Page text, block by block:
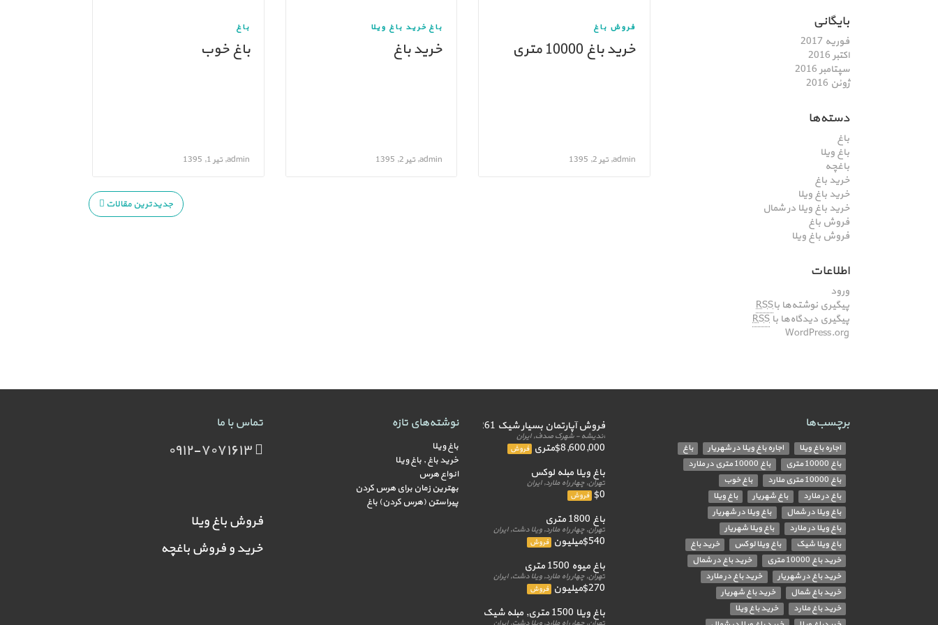
بایگانی
فوریه 2017
اکتبر 2016
سپتامبر 2016
ژوئن 2016
دسته‌ها
باغ
باغ ویلا
باغچه
خرید باغ
خرید باغ ویلا
خرید باغ ویلا در شمال
فروش باغ
فروش باغ ویلا
اطلاعات
ورود
پیگیری نوشته‌ها باRSS
پیگیری دیدگاه‌ها با RSS
WordPress.org
فروش باغ
خرید باغ 10000 متری
admin, تیر 2, 1395
باغ خرید باغ ویلا
خرید باغ
admin, تیر 2, 1395
باغ
باغ خوب
admin, تیر 1, 1395
جدیدترین مقالات
برچسب‌ها
اجاره باغ ویلا اجاره باغ ویلا در شهریار
باغ
باغ 10000 متری
باغ 10000 متری در ملارد
باغ 10000 متری ملارد
باغ خوب
باغ در ملارد
باغ شهریار
باغ ویلا
باغ ویلا در شمال
باغ ویلا در شهریار
باغ ویلا در ملارد
باغ ویلا شهریار
باغ ویلا شیک
باغ ویلا لوکس
خرید باغ
خرید باغ 10000 متری
خرید باغ در شمال
خرید باغ در شهریار
خرید باغ در ملارد
خرید باغ شمال
خرید باغ شهریار
خرید باغ ملارد
خرید باغ ویلا
فروش آپارتمان بسیار شیک 261 متر
اندیشه - شهرک صدف, ایران
$8,600,000متری فروش
باغ ویلا مبله لوکس
تهران, چهار راه ملارد, ایران
$0 فروش
باغ 1800 متری
تهران, چهار راه ملارد, ویلا دشت, ایران
$540میلیون فروش
باغ میوه 1500 متری
تهران, چهار راه ملارد, ویلا دشت, ایران
$270میلیون فروش
باغ ویلا 1500 متری, مبله شیک
نوشته‌های تازه
باغ ویلا
خرید باغ , باغ ویلا
انواع هرس
بهترین زمان برای هرس کردن
پیراستن (هرس کردن) باغ
تماس با ما
فروش باغ ویلا
خرید و فروش باغچه